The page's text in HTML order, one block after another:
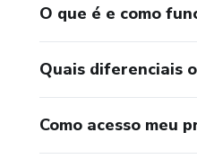
O que é e como
Quais diferenciais
Como acesso meu